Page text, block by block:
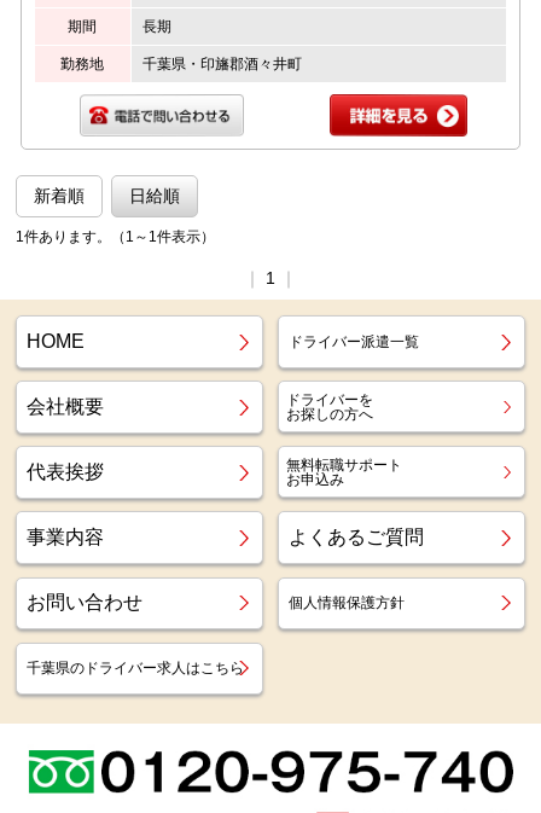
期間 長期
勤務地 千葉県・印旛郡酒々井町
新着順 日給順
1件あります。（1～1件表示）
1
HOME ドライバー派遣一覧
会社概要
ドライバーを
お探しの方へ
代表挨拶
無料転職サポート
お申込み
事業内容 よくあるご質問
お問い合わせ 個人情報保護方針
千葉県のドライバー求人はこちら